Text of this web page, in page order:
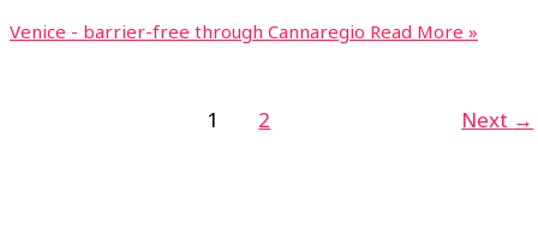
Venice - barrier-free through Cannaregio Read More »
1 2 Next →